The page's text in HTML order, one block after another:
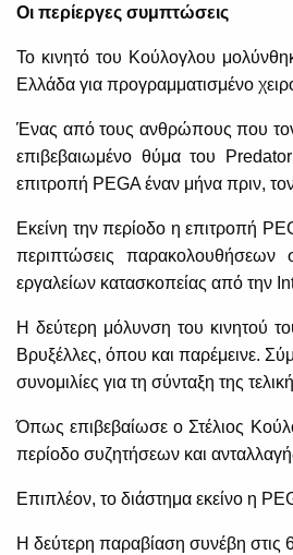
Οι περίεργες συμπτώσεις
Το κινητό του Κούλογλου
Ελλάδα για προγραμματισμένο
Ένας από τους ανθρώπους που
επιβεβαιωμένο θύμα του
επιτροπή PEGA έναν μήνα πριν,
Εκείνη την περίοδο η επιτροπή
περιπτώσεις
εργαλείων κατασκοπείας από την
Η δεύτερη μόλυνση του κινητού
Βρυξέλλες, όπου και παρέμεινε.
συνομιλίες για τη σύνταξη της
Όπως επιβεβαίωσε ο Στέλιος
περίοδο συζητήσεων και
Επιπλέον, το διάστημα εκείνο η
Η δεύτερη παραβίαση συνέβη στις